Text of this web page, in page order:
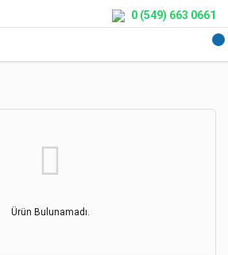
0 (549) 663 0661
Ürün Bulunamadı.